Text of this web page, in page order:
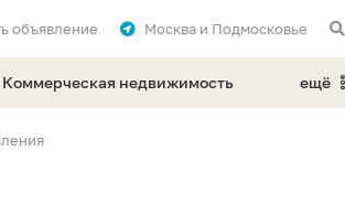
Москва и Подмосковье
объявление
Коммерческая недвижимость ещё